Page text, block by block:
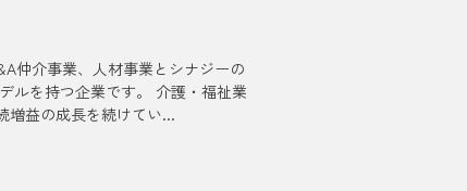
仲介事業、人材事業とシナジーの
ルを持つ企業です。 介護・福祉業
増益の成長を続けてい...